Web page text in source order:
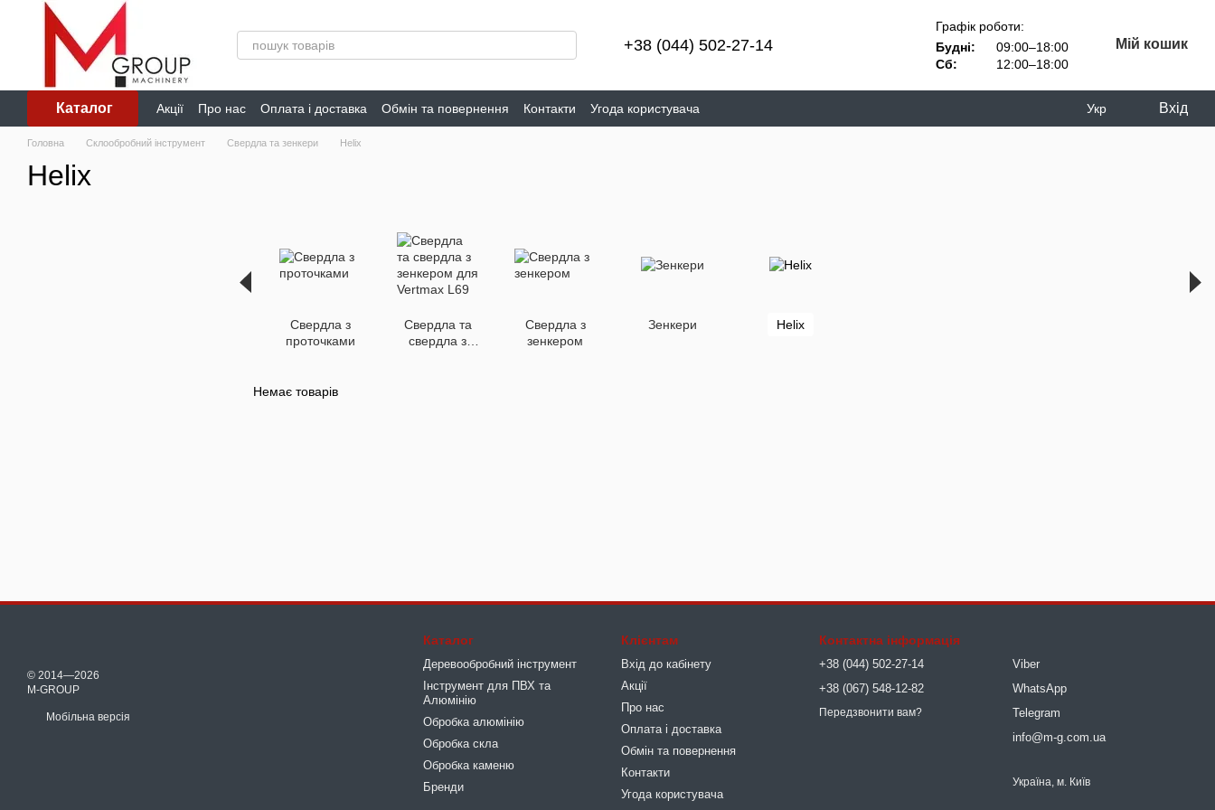
Перейти до основного контенту
+38 (044) 502-27-14
Графік роботи:
Будні:
09:00–18:00
Сб:
12:00–18:00
Мій кошик
Каталог Акції Про нас Оплата і доставка Обмін та повернення Контакти Угода користувача Укр Вхід
Головна Склообробний інструмент Свердла та зенкери Helix
Helix
Свердла з
проточками
Свердла та
свердла з
Свердла з
зенкером
Зенкери Helix
Немає товарів
© 2014—2026
M-GROUP
Мобільна версія
Каталог
Деревообробний інструмент
Інструмент для ПВХ та
Алюмінію
Обробка алюмінію
Обробка скла
Обробка каменю
Бренди
Клієнтам
Вхід до кабінету
Акції
Про нас
Оплата і доставка
Обмін та повернення
Контакти
Угода користувача
Контактна інформація
+38 (044) 502-27-14
+38 (067) 548-12-82
Передзвонити вам?
Viber
WhatsApp
Telegram
info@m-g.com.ua
Україна, м. Київ